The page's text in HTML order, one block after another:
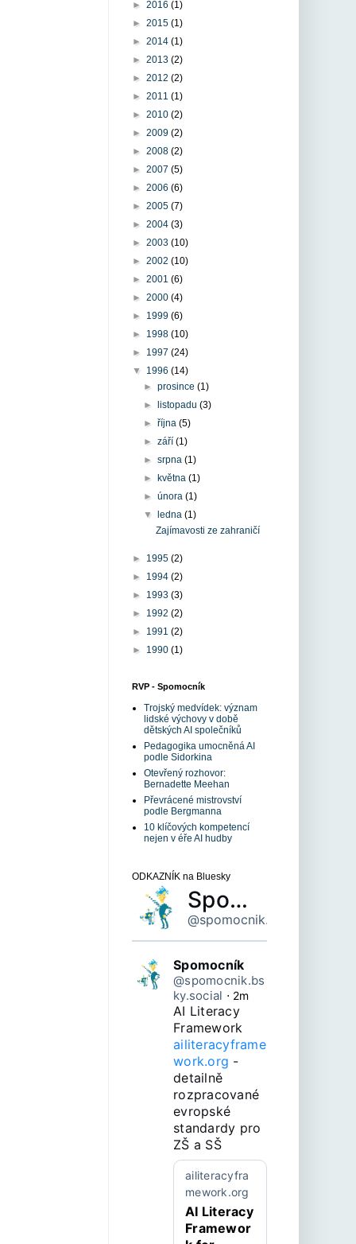
► 2016 (1)
► 2015 (1)
► 2014 (1)
► 2013 (2)
► 2012 (2)
► 2011 (1)
► 2010 (2)
► 2009 (2)
► 2008 (2)
► 2007 (5)
► 2006 (6)
► 2005 (7)
► 2004 (3)
► 2003 (10)
► 2002 (10)
► 2001 (6)
► 2000 (4)
► 1999 (6)
► 1998 (10)
► 1997 (24)
▼ 1996 (14)
►prosince(1)
►
listopadu(3)
►října(5)
►září(1)
►srpna(1)
► května(1)
►února(1)
▼
ledna(1)
Zajímavosti ze zahraničí
► 1995 (2)
► 1994 (2)
► 1993 (3)
► 1992 (2)
► 1991 (2)
► 1990 (1)
RVP - Spomocník
Trojský medvídek: význam
lidské výchovy v době
dětských AI společníků
Pedagogika umocněná AI
podle Sidorkina
Otevřený rozhovor:
Bernadette Meehan
Převrácené mistrovství
podle Bergmanna
10 klíčových kompetencí
nejen v éře AI hudby
ODKAZNÍK na Bluesky
Spomocník
@spomocnik.bsky.social
Spomocník
@spomocnik.bs
ky.social ⋅ 2m
AI Literacy
ailiteracyframe
work.org -
detailně
rozpracované
evropské
standardy pro
ZŠ a SŠ
ailiteracyfra
mework.org
AI Literacy
Framewor